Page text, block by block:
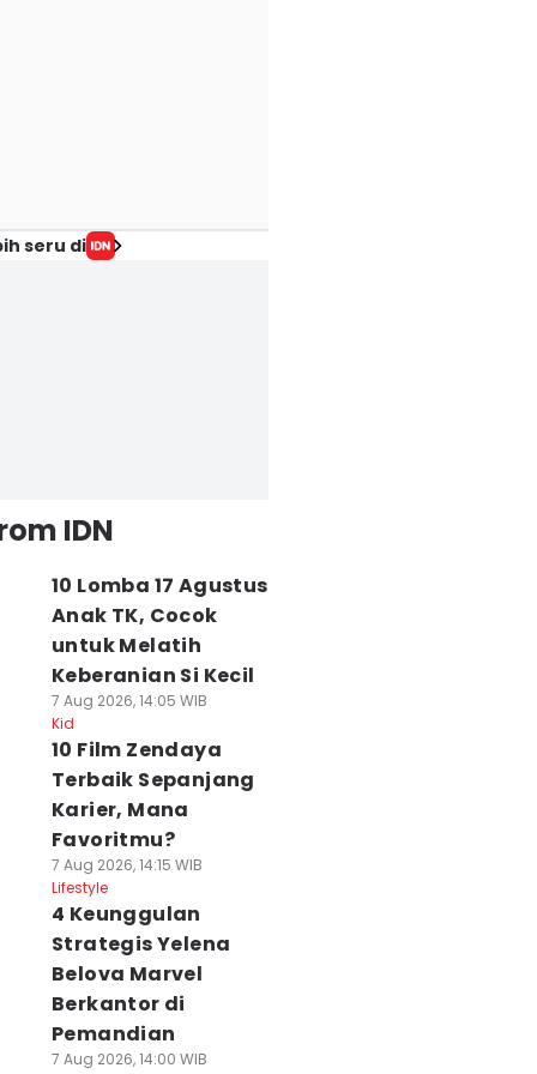
seru di
IDN
10 Lomba 17 Agustus
Anak TK, Cocok
untuk Melatih
Keberanian Si Kecil
7 Aug 2026, 14:05 WIB
Kid
10 Film Zendaya
Terbaik Sepanjang
Karier, Mana
Favoritmu?
7 Aug 2026, 14:15 WIB
Lifestyle
4 Keunggulan
Strategis Yelena
Belova Marvel
Berkantor di
Pemandian
7 Aug 2026, 14:00 WIB